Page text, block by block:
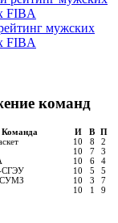
мужских
FIBA
команд
Команда И В П
10 8 2
10 7 3
10 6 4
СГЭУ 10 5 5
10 3 7
10 1 9